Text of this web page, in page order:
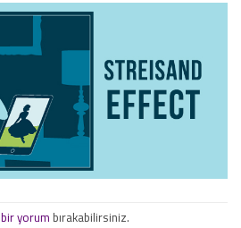
bir yorum bırakabilirsiniz.